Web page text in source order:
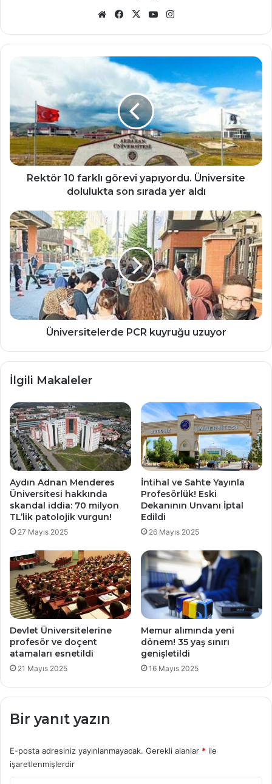
Web
Facebook
X YouTube
yapıyordu.
Üniversite
dolulukta
son
sırada
Rektör 10 farklı görevi yapıyordu. Üniversite
dolulukta son sırada yer aldı
Üniversitelerde
PCR
kuyruğu
uzuyor
Üniversitelerde PCR kuyruğu uzuyor
İlgili Makaleler
Aydın Adnan Menderes
Üniversitesi hakkında
skandal iddia: 70 milyon
TL’lik patolojik vurgun!
27 Mayıs 2025
İntihal ve Sahte Yayınla
Profesörlük! Eski
Dekanının Unvanı İptal
Edildi
26 Mayıs 2025
Devlet Üniversitelerine
profesör ve doçent
atamaları esnetildi
21 Mayıs 2025
Memur alımında yeni
dönem! 35 yaş sınırı
genişletildi
16 Mayıs 2025
Bir yanıt yazın
E-posta adresiniz yayınlanmayacak. Gerekli alanlar * ile
işaretlenmişlerdir